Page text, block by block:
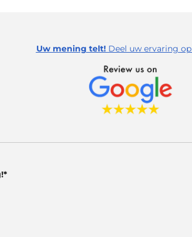
Uw mening telt! Deel uw ervaring op